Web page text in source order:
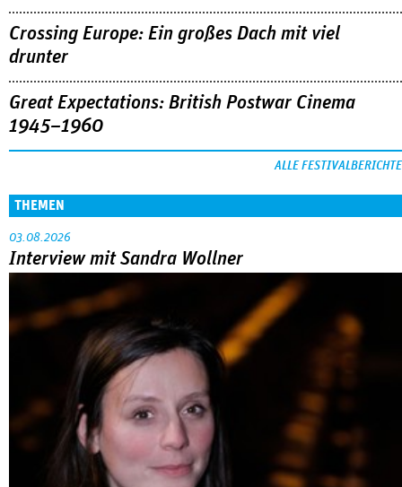
Crossing Europe: Ein großes Dach mit viel
drunter
Great Expectations: British Postwar Cinema
1945–1960
ALLE FESTIVALBERICHTE
THEMEN
03.08.2026
Interview mit Sandra Wollner